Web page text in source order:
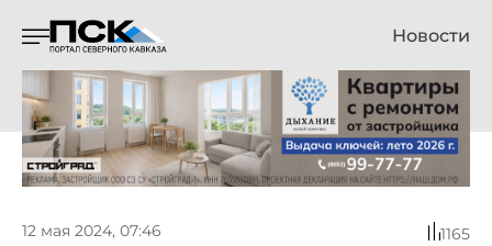
Новости
12 мая 2024, 07:46 1165